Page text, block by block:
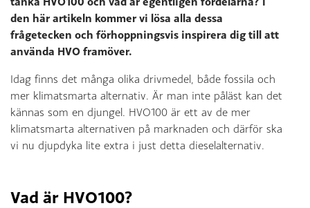
den här artikeln kommer vi lösa alla dessa
frågetecken och förhoppningsvis inspirera dig till att
använda HVO framöver.
Idag finns det många olika drivmedel, både fossila och
mer klimatsmarta alternativ. Är man inte påläst kan det
kännas som en djungel. HVO100 är ett av de mer
klimatsmarta alternativen på marknaden och därför ska
vi nu djupdyka lite extra i just detta dieselalternativ.
Vad är HVO100?